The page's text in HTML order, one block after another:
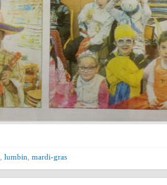
lumbin mardi-gras